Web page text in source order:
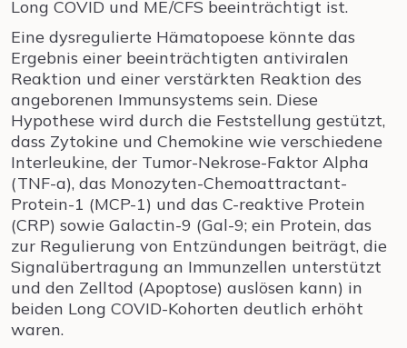
Long COVID und ME/CFS beeinträchtigt ist.
Eine dysregulierte Hämatopoese könnte das
Ergebnis einer beeinträchtigten antiviralen
Reaktion und einer verstärkten Reaktion des
angeborenen Immunsystems sein. Diese
Hypothese wird durch die Feststellung gestützt,
dass Zytokine und Chemokine wie verschiedene
Interleukine, der Tumor-Nekrose-Faktor Alpha
(TNF-a), das Monozyten-Chemoattractant-
Protein-1 (MCP-1) und das C-reaktive Protein
(CRP) sowie Galactin-9 (Gal-9; ein Protein, das
zur Regulierung von Entzündungen beiträgt, die
Signalübertragung an Immunzellen unterstützt
und den Zelltod (Apoptose) auslösen kann) in
beiden Long COVID-Kohorten deutlich erhöht
waren.